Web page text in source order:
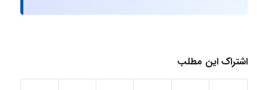
اشتراک این مطلب